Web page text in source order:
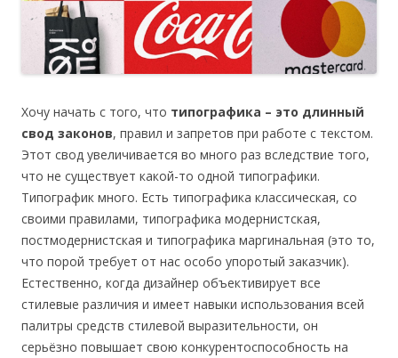
Хочу начать с того, что типографика – это длинный
свод законов, правил и запретов при работе с текстом.
Этот свод увеличивается во много раз вследствие того,
что не существует какой-то одной типографики.
Типографик много. Есть типографика классическая, со
своими правилами, типографика модернистская,
постмодернистская и типографика маргинальная (это то,
что порой требует от нас особо упоротый заказчик).
Естественно, когда дизайнер объективирует все
стилевые различия и имеет навыки использования всей
палитры средств стилевой выразительности, он
серьёзно повышает свою конкурентоспособность на